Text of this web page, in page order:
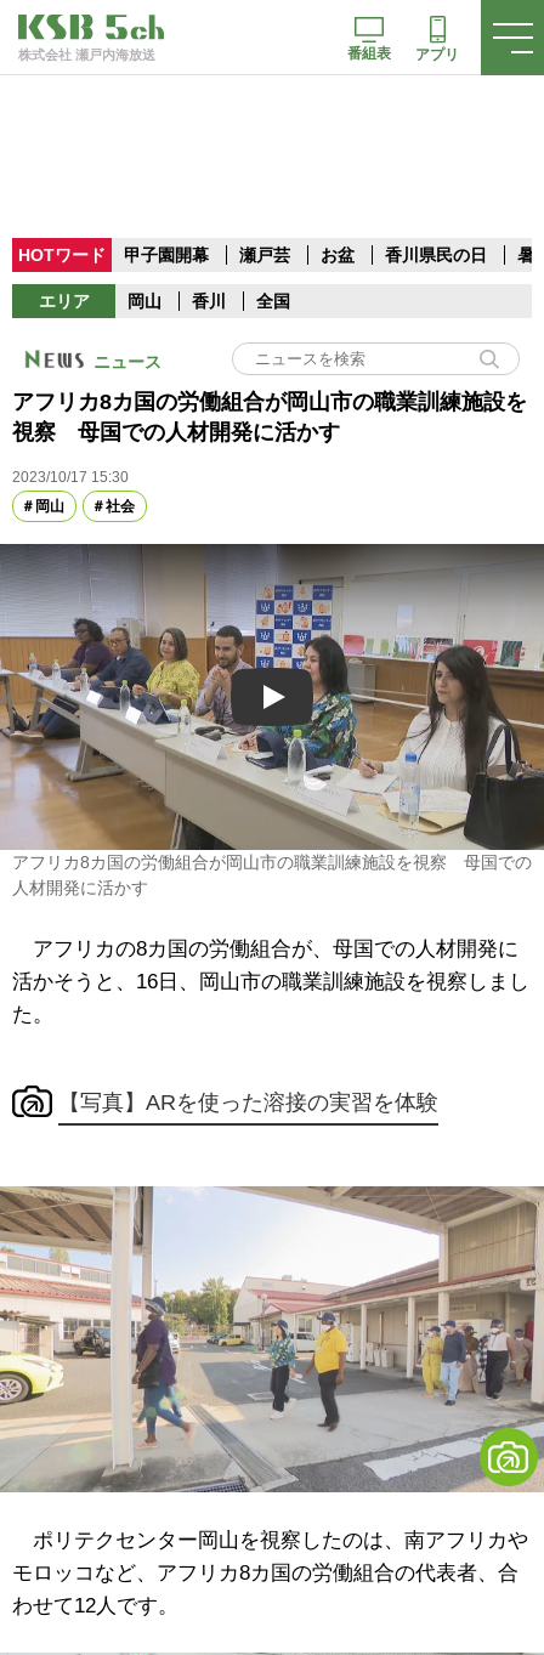
株式会社 瀬戸内海放送 番組表 アプリ
HOTワード 甲子園開幕 瀬戸芸 お盆 香川県民の日 暑
エリア 岡山 香川 全国
ニュース
アフリカ8カ国の労働組合が岡山市の職業訓練施設を
視察 母国での人材開発に活かす
2023/10/17 15:30
岡山
社会
Play
アフリカ8カ国の労働組合が岡山市の職業訓練施設を視察 母国での
人材開発に活かす
アフリカの8カ国の労働組合が、母国での人材開発に
活かそうと、16日、岡山市の職業訓練施設を視察しまし
た。
【写真】ARを使った溶接の実習を体験
ポリテクセンター岡山を視察したのは、南アフリカや
モロッコなど、アフリカ8カ国の労働組合の代表者、合
わせて12人です。